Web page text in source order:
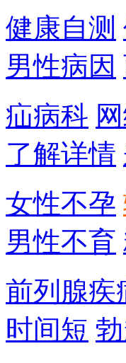
健康自测
男性病因
疝病科
了解详情
女性不孕
男性不育
前列腺疾
时间短